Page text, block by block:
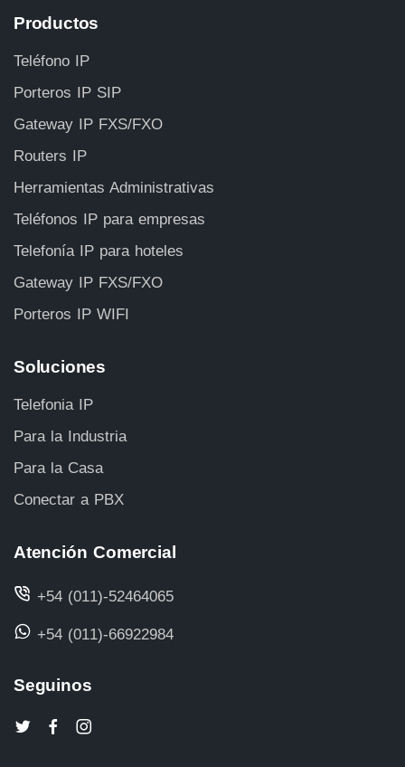
Productos
Teléfono IP
Porteros IP SIP
Gateway IP FXS/FXO
Routers IP
Herramientas Administrativas
Teléfonos IP para empresas
Telefonía IP para hoteles
Gateway IP FXS/FXO
Porteros IP WIFI
Soluciones
Telefonia IP
Para la Industria
Para la Casa
Conectar a PBX
Atención Comercial
+54 (011)-52464065
+54 (011)-66922984
Seguinos